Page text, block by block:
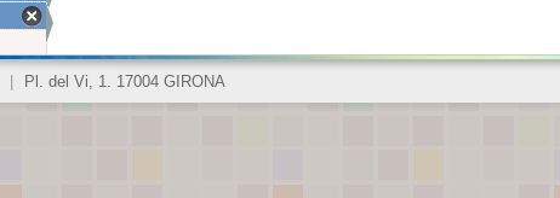
Pl. del Vi, 1. 17004 GIRONA